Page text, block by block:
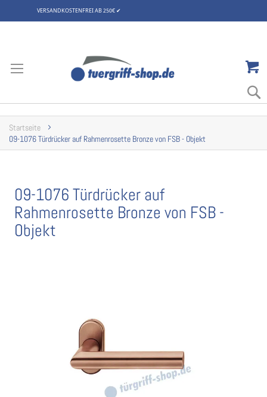
VERSANDKOSTENFREI AB 250€ ✔
springen
Startseite
09-1076 Türdrücker auf Rahmenrosette Bronze von FSB - Objekt
09-1076 Türdrücker auf
Rahmenrosette Bronze von FSB -
Objekt